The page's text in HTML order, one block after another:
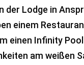
der Lodge in
einem
einen Infinity Pool
am weißen